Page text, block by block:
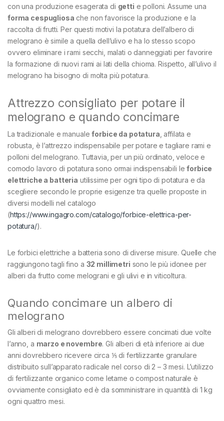
con una produzione esagerata di getti e polloni. Assume una
forma cespugliosa che non favorisce la produzione e la
raccolta di frutti. Per questi motivi la potatura dell’albero di
melograno è simile a quella dell’ulivo e ha lo stesso scopo
ovvero eliminare i rami secchi, malati o danneggiati per favorire
la formazione di nuovi rami ai lati della chioma. Rispetto, all’ulivo il
melograno ha bisogno di molta più potatura.
Attrezzo consigliato per potare il
melograno e quando concimare
La tradizionale e manualeforbice da potatura , affilata e
robusta, è l’attrezzo indispensabile per potare e tagliare rami e
polloni del melograno. Tuttavia, per un più ordinato, veloce e
comodo lavoro di potatura sono ormai indispensabili leforbice
elettriche a batteria utilissime per ogni tipo di potatura e da
scegliere secondo le proprie esigenze tra quelle proposte in
diversi modelli nel catalogo
(https://www.ingagro.com/catalogo/forbice-elettrica-per-
potatura/).
Le forbici elettriche a batteria sono di diverse misure. Quelle che
raggiungono tagli fino a 32 millimetri sono le più idonee per
alberi da frutto come melograni e gli ulivi e in viticoltura.
Quando concimare un albero di
melograno
Gli alberi di melograno dovrebbero essere concimati due volte
l’anno, a marzo e novembre. Gli alberi di età inferiore ai due
anni dovrebbero ricevere circa ⅕ di fertilizzante granulare
distribuito sull’apparato radicale nel corso di 2 – 3 mesi. L’utilizzo
di fertilizzante organico come letame o compost naturale è
ovviamente consigliato ed è da somministrare in quantità di 1 kg
ogni quattro mesi.